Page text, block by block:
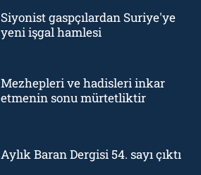
Siyonist gaspçılardan Suriye'ye
yeni işgal hamlesi
Mezhepleri ve hadisleri inkar
etmenin sonu mürtetliktir
Aylık Baran Dergisi 54. sayı çıktı